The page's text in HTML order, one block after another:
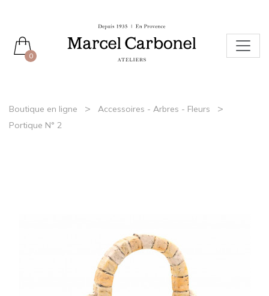
0
Boutique en ligne > Accessoires - Arbres - Fleurs >
Portique N° 2